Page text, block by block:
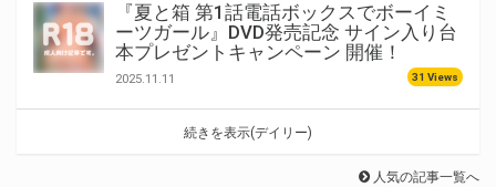
『夏と箱 第1話電話ボックスでボーイミ
ーツガール』DVD発売記念 サイン入り台
本プレゼントキャンペーン 開催！
2025.11.11 31 Views
続きを表示(デイリー)
人気の記事一覧へ